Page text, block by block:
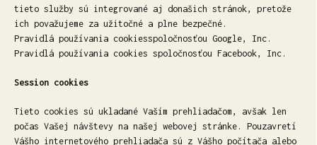
tieto služby sú integrované aj donašich stránok, pretože
ich považujeme za užitočné a plne bezpečné.
Pravidlá používania cookiesspoločnosťou Google, Inc.
Pravidlá používania cookies spoločnosťou Facebook, Inc.
Session cookies
Tieto cookies sú ukladané Vaším prehliadačom, avšak len
počas Vašej návštevy na našej webovej stránke. Pouzavretí
Vášho internetového prehliadača sú z Vášho počítača alebo